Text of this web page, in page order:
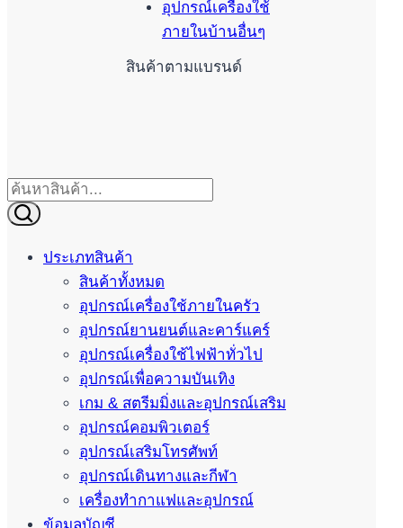
อุปกรณ์เครื่องใช้
ภายในบ้านอื่นๆ
สินค้าตามแบรนด์
ประเภทสินค้า
สินค้าทั้งหมด
อุปกรณ์เครื่องใช้ภายในครัว
อุปกรณ์ยานยนต์และคาร์แคร์
อุปกรณ์เครื่องใช้ไฟฟ้าทั่วไป
อุปกรณ์เพื่อความบันเทิง
เกม & สตรีมมิ่งและอุปกรณ์เสริม
อุปกรณ์คอมพิวเตอร์
อุปกรณ์เสริมโทรศัพท์
อุปกรณ์เดินทางและกีฬา
เครื่องทำกาแฟและอุปกรณ์